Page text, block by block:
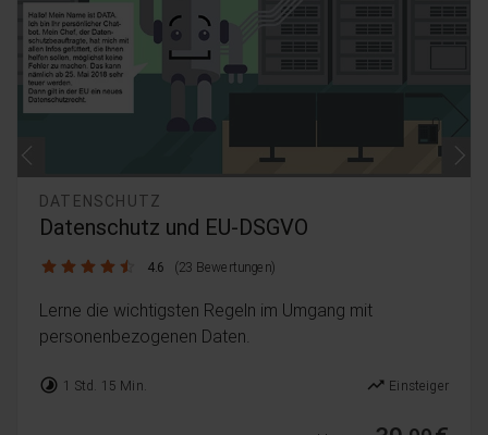
DATENSCHUTZ
Datenschutz und EU-DSGVO
4.6 / 5 4.6 (23 Bewertungen)
Lerne die wichtigsten Regeln im Umgang mit
personenbezogenen Daten.
timelapse 1 Std. 15 Min. trending_up Einsteiger